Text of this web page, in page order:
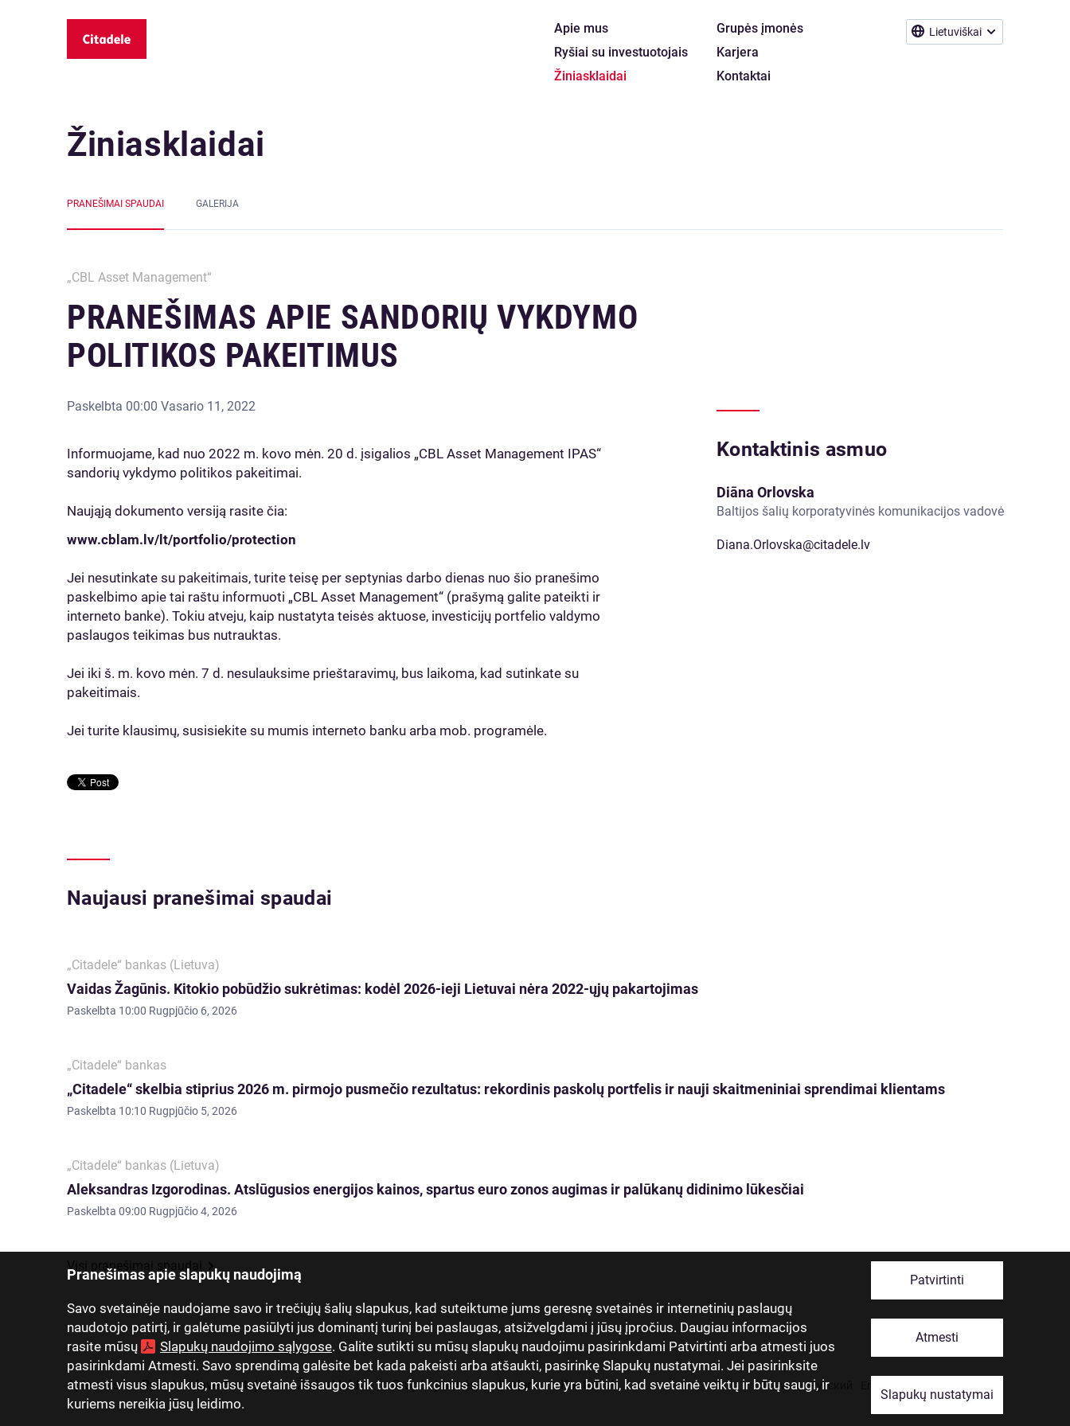
Pranešimas apie slapukų naudojimą
Savo svetainėje naudojame savo ir trečiųjų šalių slapukus, kad suteiktume jums geresnę svetainės ir internetinių paslaugų
naudotojo patirtį, ir galėtume pasiūlyti jus dominantį turinį bei paslaugas, atsižvelgdami į jūsų įpročius. Daugiau informacijos
rasite mūsų
Slapukų naudojimo sąlygose. Galite sutikti su mūsų slapukų naudojimu pasirinkdami Patvirtinti arba atmesti juos
pasirinkdami Atmesti. Savo sprendimą galėsite bet kada pakeisti arba atšaukti, pasirinkę Slapukų nustatymai. Jei pasirinksite
atmesti visus slapukus, mūsų svetainė išsaugos tik tuos funkcinius slapukus, kurie yra būtini, kad svetainė veiktų ir būtų saugi, ir
kuriems nereikia jūsų leidimo.
Patvirtinti
Atmesti
Slapukų nustatymai
Lietuviškai
Apie mus
Ryšiai su investuotojais
Žiniasklaidai
Grupės įmonės
Karjera
Kontaktai
Žiniasklaidai
PRANEŠIMAI SPAUDAI GALERIJA
„CBL Asset Management“
PRANEŠIMAS APIE SANDORIŲ VYKDYMO
POLITIKOS PAKEITIMUS
Paskelbta 00:00 Vasario 11, 2022
Informuojame, kad nuo 2022 m. kovo mėn. 20 d. įsigalios „CBL Asset Management IPAS“
sandorių vykdymo politikos pakeitimai.
Naująją dokumento versiją rasite čia:
www.cblam.lv/lt/portfolio/protection
Jei nesutinkate su pakeitimais, turite teisę per septynias darbo dienas nuo šio pranešimo
paskelbimo apie tai raštu informuoti „CBL Asset Management“ (prašymą galite pateikti ir
interneto banke). Tokiu atveju, kaip nustatyta teisės aktuose, investicijų portfelio valdymo
paslaugos teikimas bus nutrauktas.
Jei iki š. m. kovo mėn. 7 d. nesulauksime prieštaravimų, bus laikoma, kad sutinkate su
pakeitimais.
Jei turite klausimų, susisiekite su mumis interneto banku arba mob. programėle.
Kontaktinis asmuo
Diāna Orlovska
Baltijos šalių korporatyvinės komunikacijos vadovė
Diana.Orlovska@citadele.lv
Naujausi pranešimai spaudai
„Citadele“ bankas (Lietuva)
Vaidas Žagūnis. Kitokio pobūdžio sukrėtimas: kodėl 2026-ieji Lietuvai nėra 2022-ųjų pakartojimas
Paskelbta 10:00 Rugpjūčio 6, 2026
„Citadele“ bankas
„Citadele“ skelbia stiprius 2026 m. pirmojo pusmečio rezultatus: rekordinis paskolų portfelis ir nauji skaitmeniniai sprendimai klientams
Paskelbta 10:10 Rugpjūčio 5, 2026
„Citadele“ bankas (Lietuva)
Aleksandras Izgorodinas. Atslūgusios energijos kainos, spartus euro zonos augimas ir palūkanų didinimo lūkesčiai
Paskelbta 09:00 Rugpjūčio 4, 2026
Visi pranešimai spaudai
Latviski Русский
Apie mus Ryšiai su investuotojais Žiniasklaidai Grupės įmonės Karjera Kontaktai